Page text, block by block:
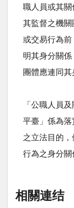
職人員或其
其監督之機關
或交易行為
明其身分關
團體應連同其
「公職人員
平臺」係為
之立法目的
行為之身分關
相關連结